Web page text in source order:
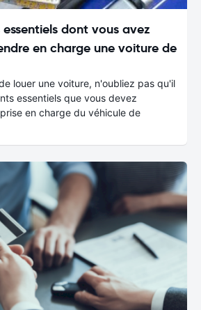
dont vous avez
en charge une voiture de
louer une voiture, n'oubliez pas qu'il
essentiels que vous devez
en charge du véhicule de